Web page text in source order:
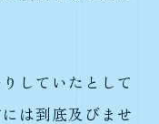
していたとして
は到底及びませ